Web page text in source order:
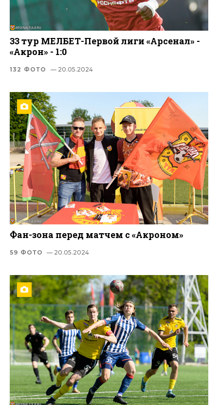
33 тур МЕЛБЕТ-Первой лиги «Арсенал» -
«Акрон» - 1:0
132 ФОТО — 20.05.2024
Фан-зона перед матчем с «Акроном»
59 ФОТО — 20.05.2024